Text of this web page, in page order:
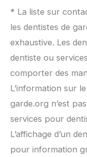
* La liste sur
les dentistes de
exhaustive. Les
dentiste ou
comporter des
L’information sur
garde.org n’est
services pour
L’affichage d’un
pour information